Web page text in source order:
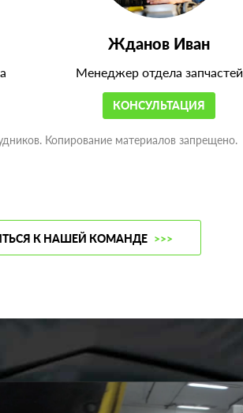
Жданов Иван
Менеджер отдела запчастей
КОНСУЛЬТАЦИЯ
Копирование материалов запрещено.
К НАШЕЙ КОМАНДЕ >>>